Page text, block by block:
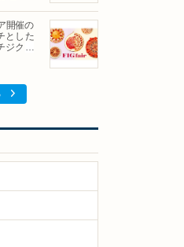
始
開催の
とした
クの
め、
場8月